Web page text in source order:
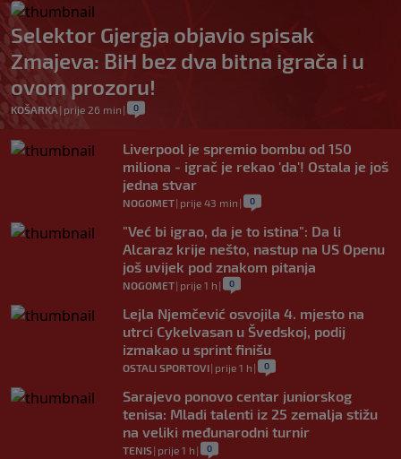
Selektor Gjergja objavio spisak
Zmajeva: BiH bez dva bitna igrača i u
ovom prozoru!
KOŠARKA | prije 26 min | 0
Liverpool je spremio bombu od 150
miliona - igrač je rekao 'da'! Ostala je još
jedna stvar
NOGOMET| prije 43 min | 0
"Već bi igrao, da je to istina": Da li
Alcaraz krije nešto, nastup na US Openu
još uvijek pod znakom pitanja
NOGOMET| prije 1 h | 0
Lejla Njemčević osvojila 4. mjesto na
utrci Cykelvasan u Švedskoj, podij
izmakao u sprint finišu
OSTALI SPORTOVI| prije 1 h | 0
Sarajevo ponovo centar juniorskog
tenisa: Mladi talenti iz 25 zemalja stižu
na veliki međunarodni turnir
TENIS| prije 1 h | 0